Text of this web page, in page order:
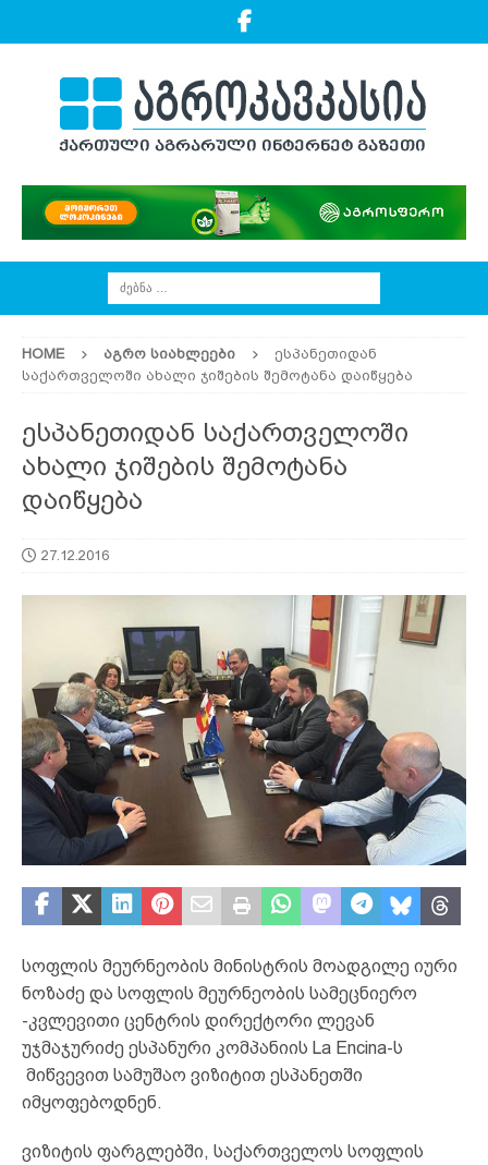
HOME ᲐᲒᲠᲝ ᲡᲘᲐᲮᲚᲔᲔᲑᲘ
ესპანეთიდან
საქართველოში ახალი ჯიშების შემოტანა დაიწყება
ესპანეთიდან საქართველოში
ახალი ჯიშების შემოტანა
დაიწყება
27.12.2016
სოფლის მეურნეობის მინისტრის მოადგილე იური
ნოზაძე და სოფლის მეურნეობის სამეცნიერო
-კვლევითი ცენტრის დირექტორი ლევან
უჯმაჯურიძე ესპანური კომპანიის La Encina-ს
მიწვევით სამუშაო ვიზიტით ესპანეთში
იმყოფებოდნენ.
ვიზიტის ფარგლებში, საქართველოს სოფლის